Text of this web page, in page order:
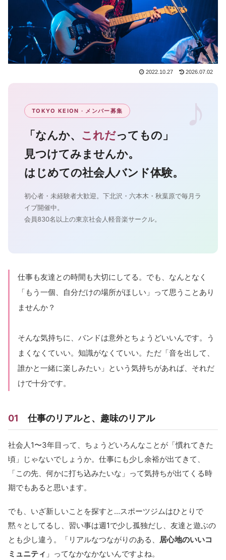
2022.10.27 2026.07.02
TOKYO KEION · メンバー募集
「なんか、 これだってもの」
見つけてみませんか。
はじめての社会人バンド体験。
初心者・未経験者大歓迎。下北沢・六本木・秋葉原で毎月ラ
イブ開催中。
会員830名以上の東京社会人軽音楽サークル。
仕事も友達との時間も大切にしてる。でも、なんとなく
「もう一個、自分だけの場所がほしい」って思うことあり
ませんか？
そんな気持ちに、バンドは意外とちょうどいいんです。う
まくなくていい。知識がなくていい。ただ「音を出して、
誰かと一緒に楽しみたい」という気持ちがあれば、それだ
けで十分です。
01 仕事のリアルと、趣味のリアル
社会人1〜3年目って、ちょうどいろんなことが「慣れてきた
頃」じゃないでしょうか。仕事にも少し余裕が出てきて、
「この先、何かに打ち込みたいな」って気持ちが出てくる時
期でもあると思います。
でも、いざ新しいことを探すと…スポーツジムはひとりで
黙々としてるし、習い事は週1で少し孤独だし、友達と遊ぶの
とも少し違う。「リアルなつながりのある、
居心地のいいコ
ミュニティ 」ってなかなかないんですよね。